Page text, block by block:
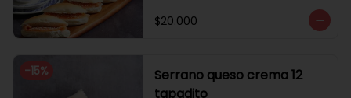
$20.000
-15%
Serrano queso crema 12
tapadito